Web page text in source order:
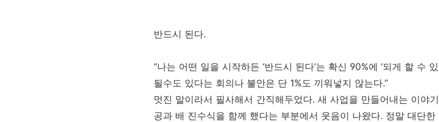
반드시 된다.
“나는 어떤 일을 시작하든 ‘반드시 된다’는 확신 90%에 ‘되게 할 수
될수도 있다는 회의나 불안은 단 1%도 끼워넣지 않는다.”
멋진 말이라서 필사해서 간직해두었다. 새 사업을 만들어내는 이야
공과 배 진수식을 함께 했다는 부분에서 웃음이 나왔다. 정말 대단